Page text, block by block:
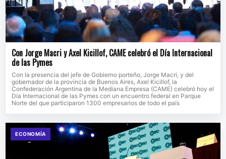
Con Jorge Macri y Axel Kicillof, CAME celebró el Día Internacional
de las Pymes
Con la presencia del jefe de Gobierno porteño, Jorge Macri, y del
gobernador de la provincia de Buenos Aires, Axel Kicillof, la
Confederación Argentina de la Mediana Empresa (CAME) celebró hoy el
Día Internacional de las Pymes con un encuentro federal en Parque
Norte del que participaron 1300 empresarios de todo el país
ECONOMÍA